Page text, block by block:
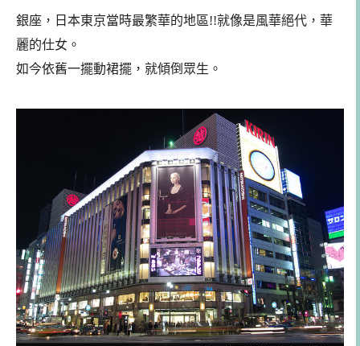
銀座，日本東京當時最繁華的地區!!就像是風華絕代，華
麗的仕女。
如今依舊一擺動裙擺，就傾倒眾生。